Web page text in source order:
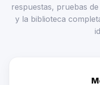
respuestas, pruebas
y la biblioteca